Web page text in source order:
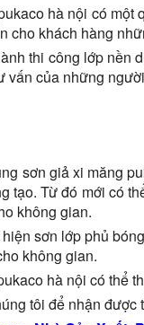
hà nội có một
cho khách hàng
thi công lớp nền
vấn của những
sơn giả xi măng
tạo. Từ đó mới có
không gian.
sơn lớp phủ
không gian.
hà nội có thể
tôi để nhận